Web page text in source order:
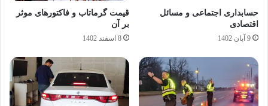
حسابداری اجتماعی و مسائل
اقتصادی
9 آبان 1402
قیمت گرماتاب و فاکتورهای موثر
بر آن
8 اسفند 1402